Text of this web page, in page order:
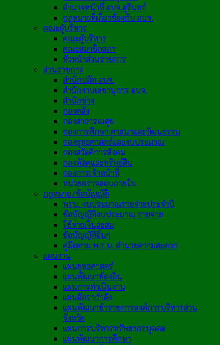
อำนาจหน้าที่ อบจ.สุรินทร์
กฎหมายที่เกี่ยวข้องกับ อบจ.
คณะผู้บริหาร
คณะผู้บริหาร
คณะสมาชิกสภา
หัวหน้าส่วนราชการ
ส่วนราชการ
สำนักปลัด อบจ.
สำนักงานเลขานุการ อบจ.
สำนักช่าง
กองคลัง
กองสาธารณสุข
กองการศึกษา ศาสนาและวัฒนธรรม
กองยุทธศาสตร์และงบประมาณ
กองสวัสดิการสังคม
กองพัสดุและทรัพย์สิน
กองการเจ้าหน้าที่
หน่วยตรวจสอบภายใน
กฎหมาย/ข้อบัญญัติ
พรบ. งบประมาณรายจ่ายประจำปี
ข้อบัญญัติงบประมาณ รายจ่าย
ใช้จ่ายเงินสะสม
ข้อบัญญัติอื่นๆ
คู่มือตาม พ.ร.บ. อำนวยความสะดวก
แผนงาน
แผนยุทธศาสตร์
แผนพัฒนาท้องถิ่น
แผนการดำเนินงาน
แผนอัตรากำลัง
แผนพัฒนาข้าราชการองค์การบริหารส่วน
จังหวัด
แผนการบริหารทรัพยากรบุคคล
แผนพัฒนาการศึกษา